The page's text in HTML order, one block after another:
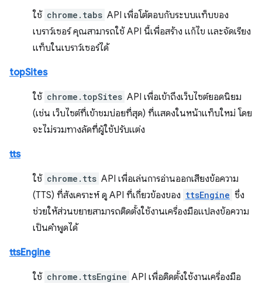
ใช้ chrome.tabs API เพื่อโต้ตอบกับระบบแท็บของ
เบราว์เซอร์ คุณสามารถใช้ API นี้เพื่อสร้าง แก้ไข และจัดเรียง
แท็บในเบราว์เซอร์ได้
topSites
ใช้ chrome.topSites API เพื่อเข้าถึงเว็บไซต์ยอดนิยม
(เช่น เว็บไซต์ที่เข้าชมบ่อยที่สุด) ที่แสดงในหน้าแท็บใหม่ โดย
จะไม่รวมทางลัดที่ผู้ใช้ปรับแต่ง
tts
ใช้ chrome.tts API เพื่อเล่นการอ่านออกเสียงข้อความ
(TTS) ที่สังเคราะห์ ดู API ที่เกี่ยวข้องของ ttsEngine ซึ่ง
ช่วยให้ส่วนขยายสามารถติดตั้งใช้งานเครื่องมือแปลงข้อความ
เป็นคำพูดได้
ttsEngine
ใช้ chrome.ttsEngine API เพื่อติดตั้งใช้งานเครื่องมือ